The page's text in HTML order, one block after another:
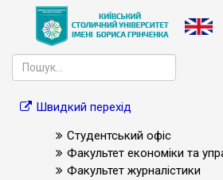
Швидкий перехід
Студентський офіс
Факультет економіки та
Факультет журналістики